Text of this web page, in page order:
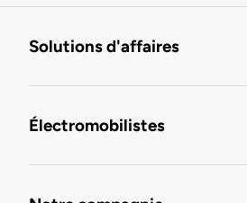
Solutions d'affaires
Électromobilistes